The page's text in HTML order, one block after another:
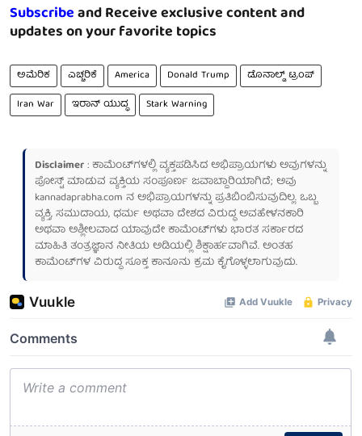
Subscribeand Receive exclusive content and
updates on your favorite topics
ಅಮೆರಿಕ ಎಚ್ಚರಿಕೆ America Donald Trump
ಡೊನಾಲ್ಡ್ ಟ್ರಂಪ್
Iran War
ಇರಾನ್ ಯುದ್ಧ Stark Warning
Disclaimer: ಕಾಮೆಂಟ್‌ಗಳಲ್ಲಿ ವ್ಯಕ್ತಪಡಿಸಿದ ಅಭಿಪ್ರಾಯಗಳು ಅವುಗಳನ್ನು
ಪೋಸ್ಟ್ ಮಾಡುವ ವ್ಯಕ್ತಿಯ ಸಂಪೂರ್ಣ ಜವಾಬ್ದಾರಿಯಾಗಿದೆ; ಅವು
kannadaprabha.com ನ ಅಭಿಪ್ರಾಯಗಳನ್ನು ಪ್ರತಿಬಿಂಬಿಸುವುದಿಲ್ಲ. ಒಬ್ಬ
ವ್ಯಕ್ತಿ, ಸಮುದಾಯ, ಧರ್ಮ ಅಥವಾ ದೇಶದ ವಿರುದ್ಧ ಅವಹೇಳನಕಾರಿ
ಅಥವಾ ಅಶ್ಲೀಲವಾದ ಯಾವುದೇ ಕಾಮೆಂಟ್‌ಗಳು ಭಾರತ ಸರ್ಕಾರದ
ಮಾಹಿತಿ ತಂತ್ರಜ್ಞಾನ ನೀತಿಯ ಅಡಿಯಲ್ಲಿ ಶಿಕ್ಷಾರ್ಹವಾಗಿವೆ. ಅಂತಹ
ಕಾಮೆಂಟ್‌ಗಳ ವಿರುದ್ಧ ಸೂಕ್ತ ಕಾನೂನು ಕ್ರಮ ಕೈಗೊಳ್ಳಲಾಗುವುದು.